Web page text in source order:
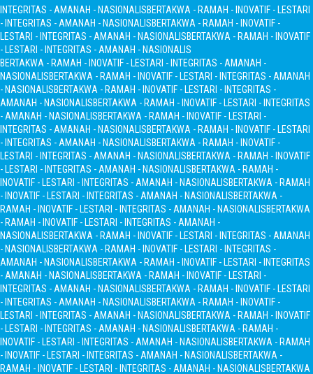
INTEGRITAS - AMANAH - NASIONALISBERTAKWA - RAMAH - INOVATIF - LESTARI
- INTEGRITAS - AMANAH - NASIONALISBERTAKWA - RAMAH - INOVATIF -
LESTARI - INTEGRITAS - AMANAH - NASIONALISBERTAKWA - RAMAH - INOVATIF
- LESTARI - INTEGRITAS - AMANAH - NASIONALIS
BERTAKWA - RAMAH - INOVATIF - LESTARI - INTEGRITAS - AMANAH -
NASIONALISBERTAKWA - RAMAH - INOVATIF - LESTARI - INTEGRITAS - AMANAH
- NASIONALISBERTAKWA - RAMAH - INOVATIF - LESTARI - INTEGRITAS -
AMANAH - NASIONALISBERTAKWA - RAMAH - INOVATIF - LESTARI - INTEGRITAS
- AMANAH - NASIONALISBERTAKWA - RAMAH - INOVATIF - LESTARI -
INTEGRITAS - AMANAH - NASIONALISBERTAKWA - RAMAH - INOVATIF - LESTARI
- INTEGRITAS - AMANAH - NASIONALISBERTAKWA - RAMAH - INOVATIF -
LESTARI - INTEGRITAS - AMANAH - NASIONALISBERTAKWA - RAMAH - INOVATIF
- LESTARI - INTEGRITAS - AMANAH - NASIONALISBERTAKWA - RAMAH -
INOVATIF - LESTARI - INTEGRITAS - AMANAH - NASIONALISBERTAKWA - RAMAH
- INOVATIF - LESTARI - INTEGRITAS - AMANAH - NASIONALISBERTAKWA -
RAMAH - INOVATIF - LESTARI - INTEGRITAS - AMANAH - NASIONALISBERTAKWA
- RAMAH - INOVATIF - LESTARI - INTEGRITAS - AMANAH -
NASIONALISBERTAKWA - RAMAH - INOVATIF - LESTARI - INTEGRITAS - AMANAH
- NASIONALISBERTAKWA - RAMAH - INOVATIF - LESTARI - INTEGRITAS -
AMANAH - NASIONALISBERTAKWA - RAMAH - INOVATIF - LESTARI - INTEGRITAS
- AMANAH - NASIONALISBERTAKWA - RAMAH - INOVATIF - LESTARI -
INTEGRITAS - AMANAH - NASIONALISBERTAKWA - RAMAH - INOVATIF - LESTARI
- INTEGRITAS - AMANAH - NASIONALISBERTAKWA - RAMAH - INOVATIF -
LESTARI - INTEGRITAS - AMANAH - NASIONALISBERTAKWA - RAMAH - INOVATIF
- LESTARI - INTEGRITAS - AMANAH - NASIONALISBERTAKWA - RAMAH -
INOVATIF - LESTARI - INTEGRITAS - AMANAH - NASIONALISBERTAKWA - RAMAH
- INOVATIF - LESTARI - INTEGRITAS - AMANAH - NASIONALISBERTAKWA -
RAMAH - INOVATIF - LESTARI - INTEGRITAS - AMANAH - NASIONALISBERTAKWA